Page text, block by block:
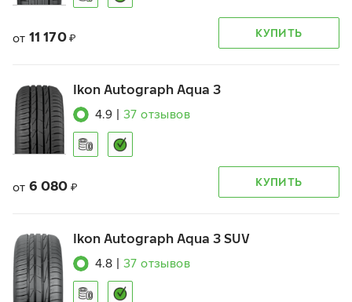
от 11 170 ₽ КУПИТЬ
Ikon Autograph Aqua 3
4.9 37 отзывов
от 6 080 ₽ КУПИТЬ
Ikon Autograph Aqua 3 SUV
4.8 37 отзывов